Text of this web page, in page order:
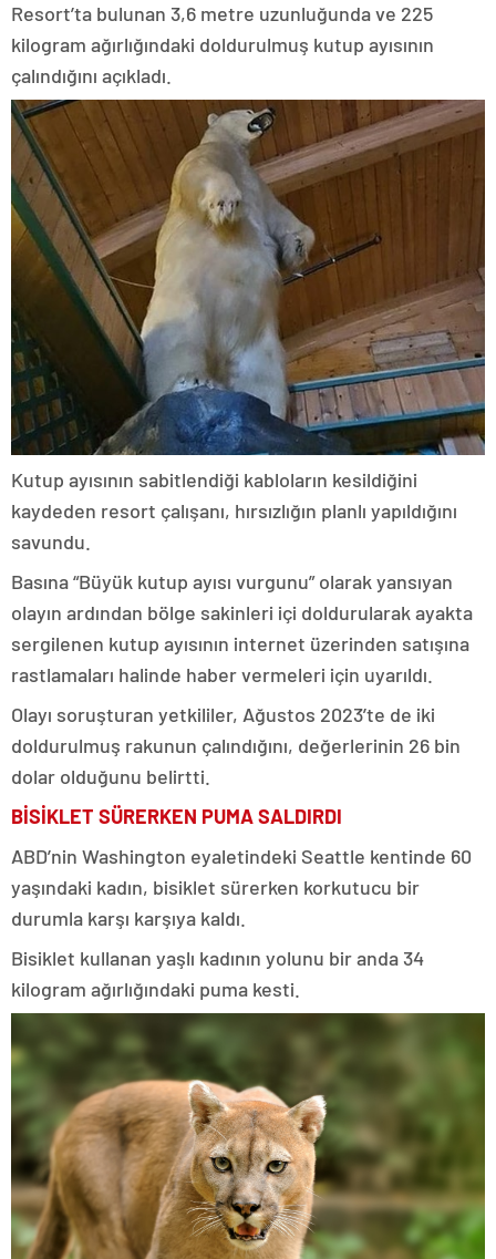
Resort’ta bulunan 3,6 metre uzunluğunda ve 225
kilogram ağırlığındaki doldurulmuş kutup ayısının
çalındığını açıkladı.
Kutup ayısının sabitlendiği kabloların kesildiğini
kaydeden resort çalışanı, hırsızlığın planlı yapıldığını
savundu.
Basına “Büyük kutup ayısı vurgunu” olarak yansıyan
olayın ardından bölge sakinleri içi doldurularak ayakta
sergilenen kutup ayısının internet üzerinden satışına
rastlamaları halinde haber vermeleri için uyarıldı.
Olayı soruşturan yetkililer, Ağustos 2023’te de iki
doldurulmuş rakunun çalındığını, değerlerinin 26 bin
dolar olduğunu belirtti.
BİSİKLET SÜRERKEN PUMA SALDIRDI
ABD’nin Washington eyaletindeki Seattle kentinde 60
yaşındaki kadın, bisiklet sürerken korkutucu bir
durumla karşı karşıya kaldı.
Bisiklet kullanan yaşlı kadının yolunu bir anda 34
kilogram ağırlığındaki puma kesti.